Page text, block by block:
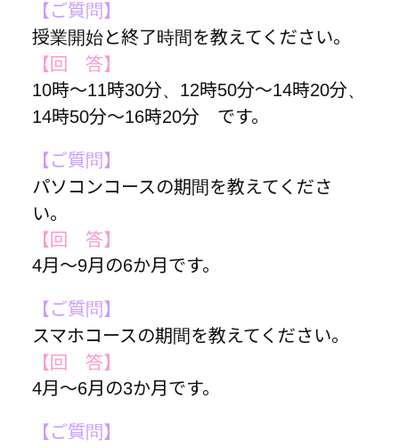
【ご質問】
授業開始と終了時間を教えてください。
【回 答】
10時～11時30分、12時50分～14時20分、
14時50分～16時20分 です。
【ご質問】
パソコンコースの期間を教えてくださ
い。
【回 答】
4月～9月の6か月です。
【ご質問】
スマホコースの期間を教えてください。
【回 答】
4月～6月の3か月です。
【ご質問】